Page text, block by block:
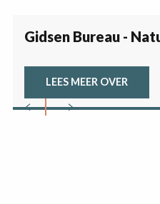
Gidsen Bureau -
LEES MEER OVER